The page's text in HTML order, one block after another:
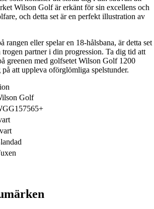
Wilson Golf är erkänt för sin excellens och
och detta set är en perfekt illustration av
rangen eller spelar en 18-hålsbana, är detta set
trogen partner i din progression. Ta dig tid att
greenen med golfsetet Wilson Golf 1200
att uppleva oförglömliga spelstunder.
Golf